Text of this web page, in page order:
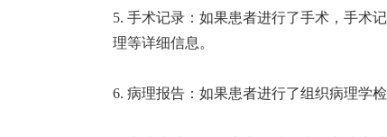
5. 手术记录：如果患者进行了手术，手术
理等详细信息。
6. 病理报告：如果患者进行了组织病理学